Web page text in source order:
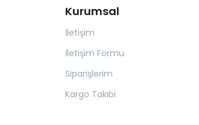
Kurumsal
İletişim
İletişim Formu
Siparişlerim
Kargo Takibi